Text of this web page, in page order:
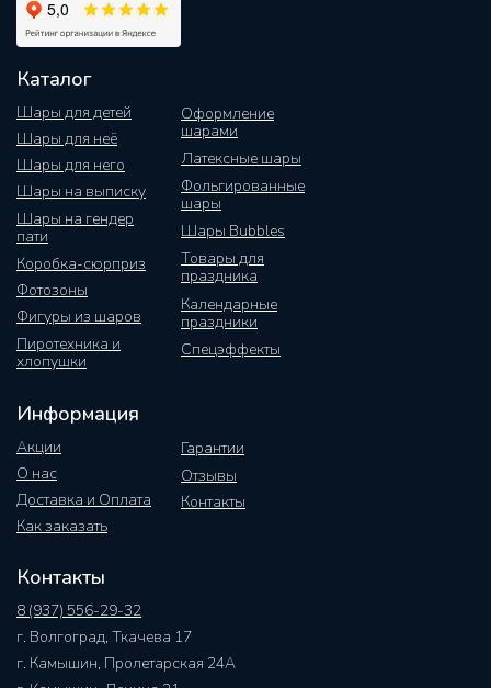
Каталог
Шары для детей
Шары для неё
Шары на выписку
Шары на гендер
пати
Коробка-сюрприз
Фотозоны
Оформление
шарами
Фигуры из шаров
Латексные шары
Фольгированные
шары
Шары Bubbles
Шары для него
Товары для
праздника
Календарные
праздники
Пиротехника и
хлопушки
Спецэффекты
Информация
Акции
О нас
Как заказать
Гарантии
Отзывы
Контакты
Доставка и Оплата
Контакты
8 (937) 556-29-32
г. Волгоград, Ткачева 17
г. Камышин, Пролетарская 24А